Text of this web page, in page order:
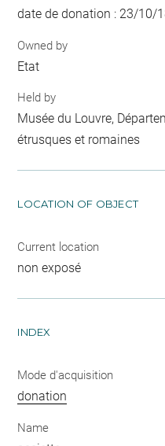
date de donation : 23/10/
Owned by
Etat
Held by
Musée du Louvre,
étrusques et romaines
LOCATION OF OBJECT
Current location
non exposé
INDEX
Mode d'acquisition
donation
Name